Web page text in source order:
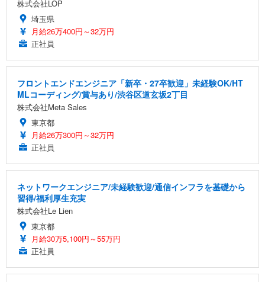
株式会社LOP
埼玉県
月給26万400円～32万円
正社員
フロントエンドエンジニア「新卒・27卒歓迎」未経験OK/HT
MLコーディング/賞与あり/渋谷区道玄坂2丁目
株式会社Meta Sales
東京都
月給26万300円～32万円
正社員
ネットワークエンジニア/未経験歓迎/通信インフラを基礎から
習得/福利厚生充実
株式会社Le Lien
東京都
月給30万5,100円～55万円
正社員